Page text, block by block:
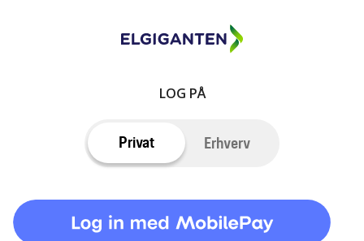
LOG PÅ
Privat Erhverv